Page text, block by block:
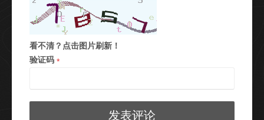
看不清？点击图片刷新！
验证码 *